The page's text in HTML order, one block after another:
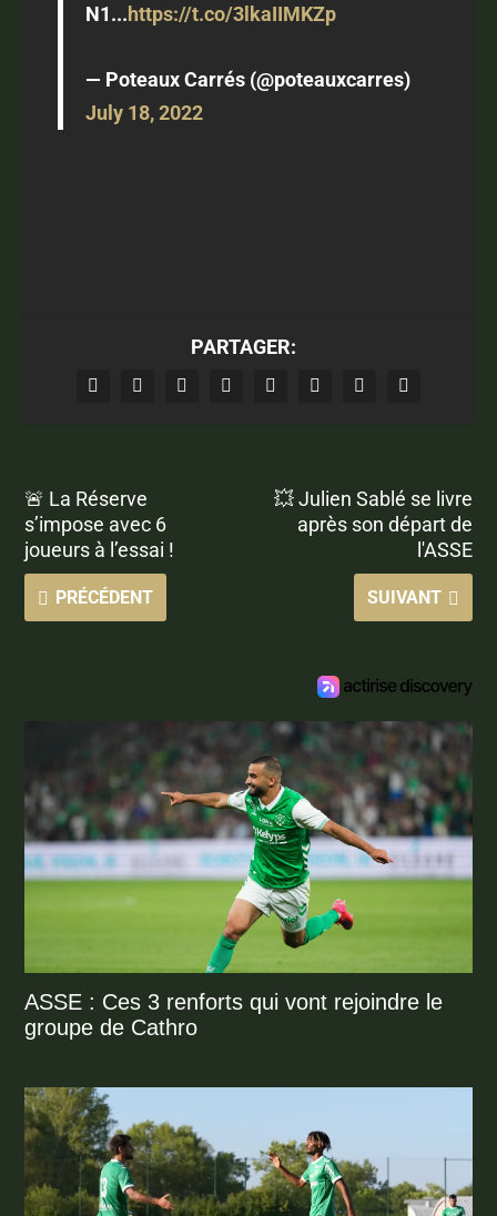
N1...https://t.co/3lkaIIMKZp
— Poteaux Carrés (@poteauxcarres)
July 18, 2022
PARTAGER:
🚨 La Réserve
s’impose avec 6
joueurs à l’essai !
PRÉCÉDENT
💥 Julien Sablé se livre
après son départ de
l'ASSE
SUIVANT
ASSE : Ces 3 renforts qui vont rejoindre le
groupe de Cathro